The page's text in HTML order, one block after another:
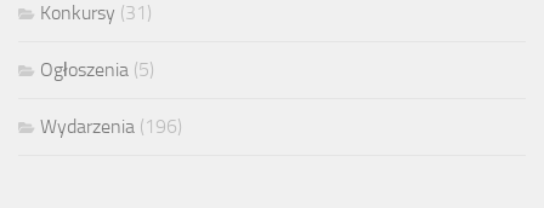
Konkursy (31)
Ogłoszenia (5)
Wydarzenia (196)